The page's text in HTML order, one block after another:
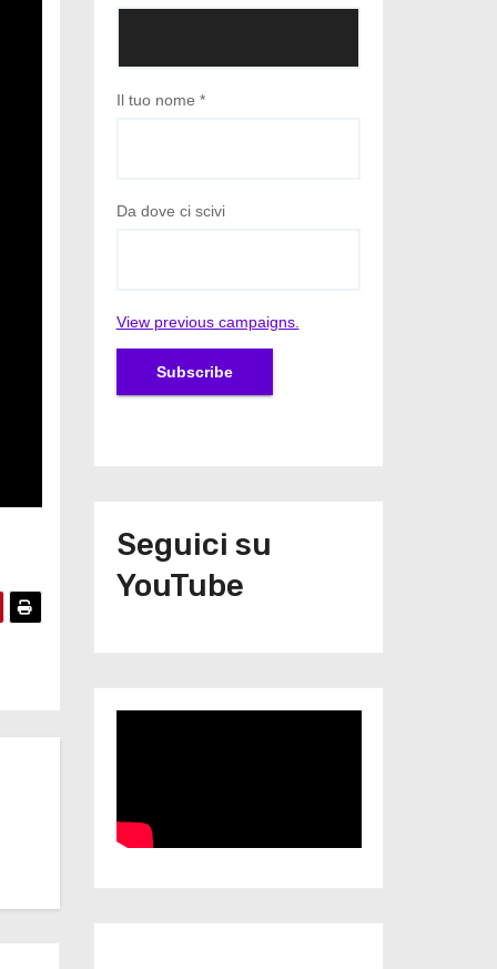
Il tuo nome *
Da dove ci scivi
View previous campaigns.
Seguici su
YouTube